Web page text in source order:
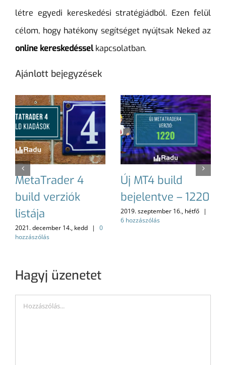
létre egyedi kereskedési stratégiádból. Ezen felül
célom, hogy hatékony segítséget nyújtsak Neked az
online kereskedésselkapcsolatban.
Ajánlott bejegyzések
MetaTrader 4
build verziók
listája
2021. december 14., kedd |
0
hozzászólás
Új MT4 build
bejelentve – 1220
2019. szeptember 16., hétfő |
6 hozzászólás
Hagyj üzenetet
Hozzászólás